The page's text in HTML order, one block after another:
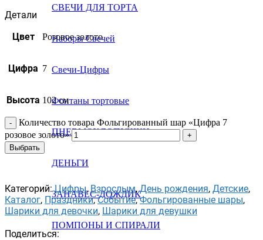
СВЕЧИ ДЛЯ ТОРТА
Наборы Свечей
Свечи-Цифры
Фонтаны тортовые
ПНЕВМОХЛОПУШКИ
ДЕНЬГИ
ЗАНАВЕС-ДОЖДИК
ПОМПОНЫ И СПИРАЛИ
Детали
Цвет
Розовое золото
Цифра 7
Высота 102 см
Количество товара Фольгированный шар «Цифра 7
розовое золото»
Выбрать
Категорий: Цифры, Взрослым, День рождения, Детские,
Каталог, Праздники, Событие, Фольгированные шары,
Шарики для девочки, Шарики для девушки
Поделиться: